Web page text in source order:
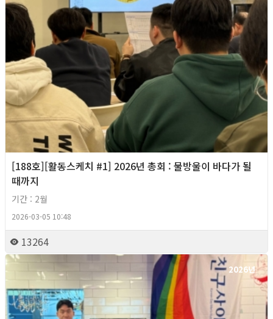
[188호][활동스케치 #1] 2026년 총회 : 물방울이 바다가 될
때까지
기간 : 2월
2026-03-05 10:48
13264
2026년